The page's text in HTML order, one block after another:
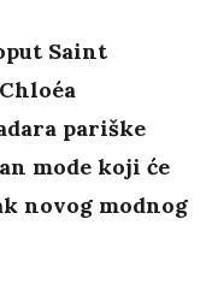
Saint
pariške
mode koji će
novog modnog